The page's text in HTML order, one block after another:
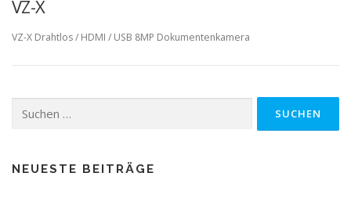
VZ-X
VZ-X Drahtlos / HDMI / USB 8MP Dokumentenkamera
nach:
NEUESTE BEITRÄGE